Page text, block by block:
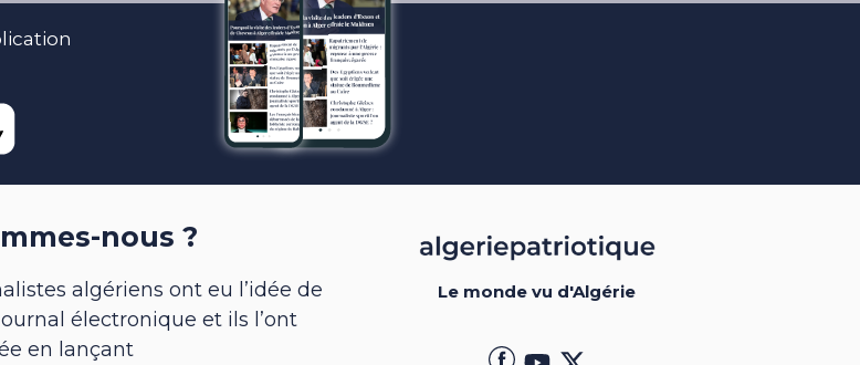
nous ?
algériens ont eu l’idée de
électronique et ils l’ont
en lançant
Le monde vu d'Algérie